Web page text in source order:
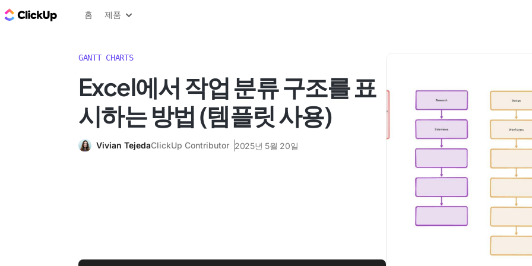
ClickUp 블로그
홈 제품
GANTT CHARTS
Excel에서 작업 분류 구조를 표
시하는 방법 (템플릿 사용)
Vivian TejedaClickUp Contributor 2025년 5월 20일